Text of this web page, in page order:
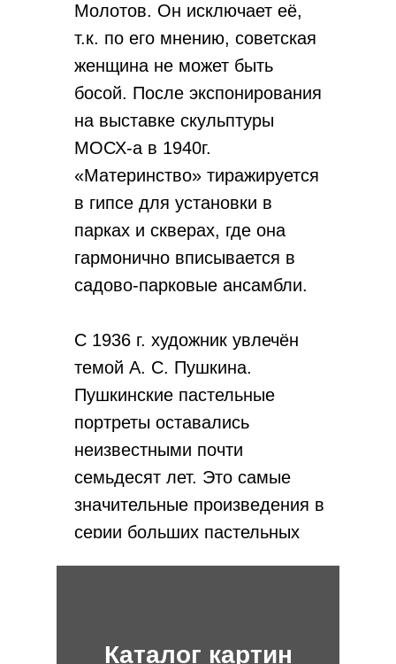
Молотов. Он исключает её,
т.к. по его мнению, советская
женщина не может быть
босой. После экспонирования
на выставке скульптуры
МОСХ-а в 1940г.
«Материнство» тиражируется
в гипсе для установки в
парках и скверах, где она
гармонично вписывается в
садово-парковые ансамбли.
С 1936 г. художник увлечён
темой А. С. Пушкина.
Пушкинские пастельные
портреты оставались
неизвестными почти
семьдесят лет. Это самые
значительные произведения в
серии больших пастельных
творчества. Они не были
Каталог картин